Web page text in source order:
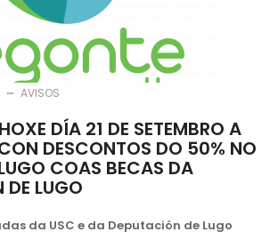
AVISOS
DÍA 21 DE SETEMBRO A
DESCONTOS DO 50% NO
COAS BECAS DA
DE LUGO
da USC e da Deputación de Lugo